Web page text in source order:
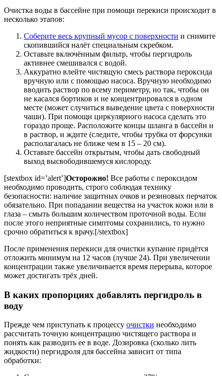
Очистка воды в бассейне при помощи перекиси происходит в
несколько этапов:
Соберите весь крупный мусор с поверхности и снимите
скопившийся налёт специальным скребком.
Оставьте включённым фильтр, чтобы пергидроль
активнее смешивался с водой.
Аккуратно влейте чистящую смесь раствора пероксида
вручную или с помощью насоса. Вручную необходимо
вводить раствор по всему периметру, но так, чтобы он
не касался бортиков и не концентрировался в одном
месте (может случиться выведение цвета с поверхности
чаши). При помощи циркулярного насоса сделать это
гораздо проще. Расположите концы шланга в бассейн и
в раствор, и ждите (следите, чтобы трубка от форсунки
располагалась не ближе чем в 15 – 20 см).
Оставьте бассейн открытым, чтобы дать свободный
выход высвободившемуся кислороду.
[stextbox id=’alert’]Осторожно! Все работы с пероксидом
необходимо проводить, строго соблюдая технику
безопасности: наличие защитных очков и резиновых перчаток
обязательно. При попадании вещества на участок кожи или в
глаза – смыть большим количеством проточной воды. Если
после этого неприятные симптомы сохранились, то нужно
срочно обратиться к врачу.[/stextbox]
После применения перекиси для очистки купание придётся
отложить минимум на 12 часов (лучше 24). При увеличении
концентрации также увеличивается время перерыва, которое
может достигать трёх дней.
В каких пропорциях добавлять пергидроль в
воду
Прежде чем приступать к процессу очистки необходимо
рассчитать точную концентрацию чистящего раствора и
понять как разводить ее в воде. Дозировка (сколько лить
жидкости) пергидроля для бассейна зависит от типа
обработки: